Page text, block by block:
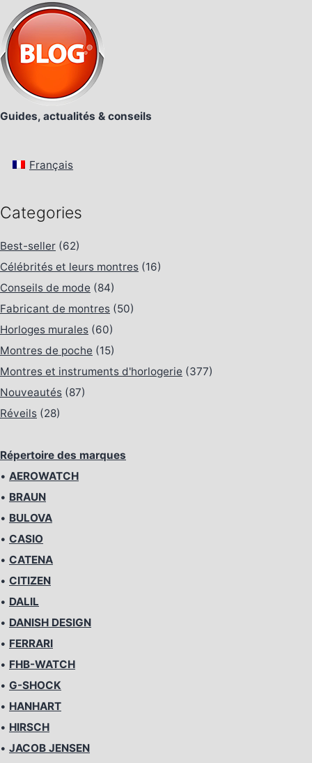
Guides, actualités & conseils
Français
Categories
Best-seller (62)
Célébrités et leurs montres (16)
Conseils de mode (84)
Fabricant de montres (50)
Horloges murales (60)
Montres de poche (15)
Montres et instruments d'horlogerie (377)
Nouveautés (87)
Réveils (28)
Répertoire des marques
• AEROWATCH
• BRAUN
• BULOVA
• CASIO
• CATENA
• CITIZEN
• DALIL
• DANISH DESIGN
• FERRARI
• FHB-WATCH
• G-SHOCK
• HANHART
• HIRSCH
• JACOB JENSEN